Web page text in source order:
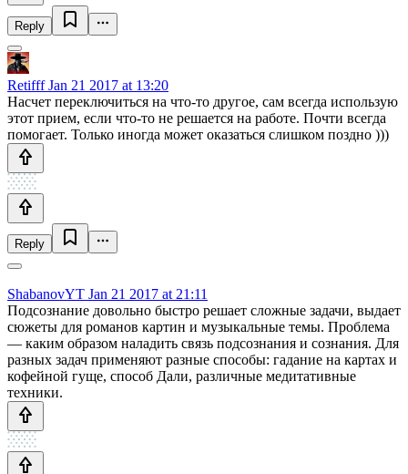
Reply
RetifffJan 21 2017 at 13:20
Насчет переключиться на что-то другое, сам всегда использую
этот прием, если что-то не решается на работе. Почти всегда
помогает. Только иногда может оказаться слишком поздно )))
Reply
ShabanovYT Jan 21 2017 at 21:11
Подсознание довольно быстро решает сложные задачи, выдает
сюжеты для романов картин и музыкальные темы. Проблема
— каким образом наладить связь подсознания и сознания. Для
разных задач применяют разные способы: гадание на картах и
кофейной гуще, способ Дали, различные медитативные
техники.